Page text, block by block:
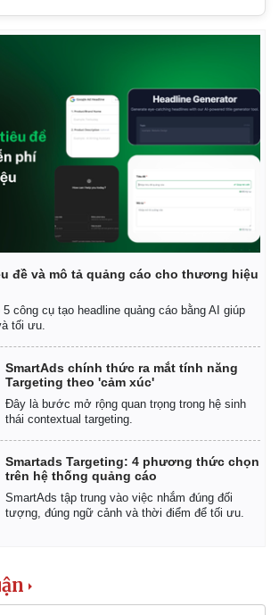
Thị trường
Giá vàng
Tiêu dùng
Chứng khoán
Giá cà phê
đề và mô tả quảng cáo cho thương hiệu
công cụ tạo headline quảng cáo bằng AI giúp
tối ưu.
SmartAds chính thức ra mắt tính năng
Targeting theo 'cảm xúc'
Đây là bước mở rộng quan trọng trong hệ sinh
thái contextual targeting.
Smartads Targeting: 4 phương thức chọn
trên hệ thống quảng cáo
SmartAds tập trung vào việc nhắm đúng đối
tượng, đúng ngữ cảnh và thời điểm để tối ưu.